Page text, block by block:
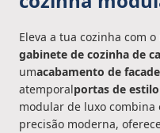
Eleva a tua cozinha com o
gabinete de cozinha de
umacabamento de
atemporalportas de
modular de luxo
precisão moderna,